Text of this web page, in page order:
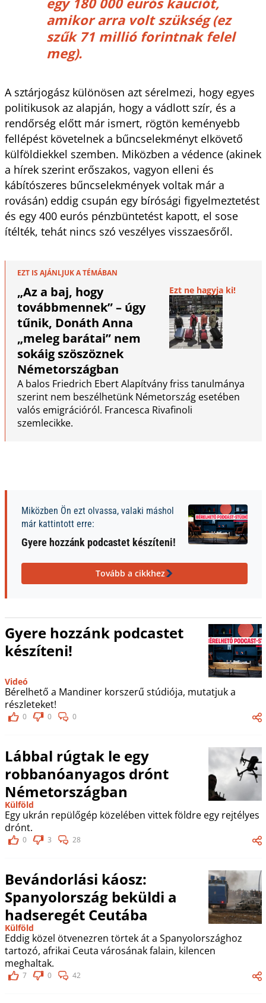
amikor arra volt szükség (ez
szűk 71 millió forintnak felel
meg).
A sztárjogász különösen azt sérelmezi, hogy egyes
politikusok az alapján, hogy a vádlott szír, és a
rendőrség előtt már ismert, rögtön keményebb
fellépést követelnek a bűncselekményt elkövető
külföldiekkel szemben. Miközben a védence (akinek
a hírek szerint erőszakos, vagyon elleni és
kábítószeres bűncselekmények voltak már a
rovásán) eddig csupán egy bírósági figyelmeztetést
és egy 400 eurós pénzbüntetést kapott, el sose
ítélték, tehát nincs szó veszélyes visszaesőről.
EZT IS AJÁNLJUK A TÉMÁBAN
„Az a baj, hogy
továbbmennek” – úgy
tűnik, Donáth Anna
„meleg barátai” nem
sokáig szöszöznek
Németországban
Ezt ne hagyja ki!
A balos Friedrich Ebert Alapítvány friss tanulmánya
szerint nem beszélhetünk Németország esetében
valós emigrációról. Francesca Rivafinoli
szemlecikke.
Miközben Ön ezt olvassa, valaki máshol
már kattintott erre:
Gyere hozzánk podcastet készíteni!
Tovább a cikkhez
Gyere hozzánk podcastet
készíteni!
Videó
Bérelhető a Mandiner korszerű stúdiója, mutatjuk a
részleteket!
0 0 0
Lábbal rúgtak le egy
robbanóanyagos drónt
Németországban
Külföld
Egy ukrán repülőgép közelében vittek földre egy rejtélyes
drónt.
0 3 28
Bevándorlási káosz:
Spanyolország beküldi a
hadseregét Ceutába
Külföld
Eddig közel ötvenezren törtek át a Spanyolországhoz
tartozó, afrikai Ceuta városának falain, kilencen
meghaltak.
7 0 42